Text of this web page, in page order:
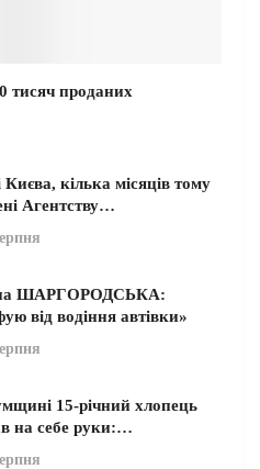
тисяч проданих
кілька місяців тому
Агентству…
ШАРГОРОДСЬКА:
від водіння автівки»
15-річний хлопець
на себе руки:…